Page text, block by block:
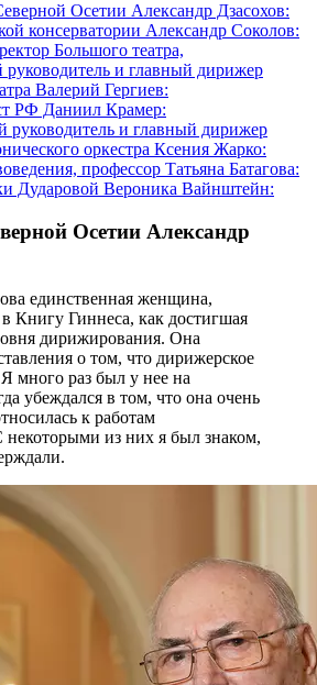
Осетии Александр Дзасохов:
консерватории Александр Соколов:
Большого театра,
руководитель и главный дирижер
Валерий Гергиев:
РФ Даниил Крамер:
руководитель и главный дирижер
оркестра Ксения Жарко:
профессор Татьяна Батагова:
Дударовой Вероника Вайнштейн:
Осетии Александр
единственная женщина,
в Книгу Гиннеса, как достигшая
дирижирования. Она
о том, что дирижерское
много раз был у нее на
убеждался в том, что она очень
к работам
некоторыми из них я был знаком,